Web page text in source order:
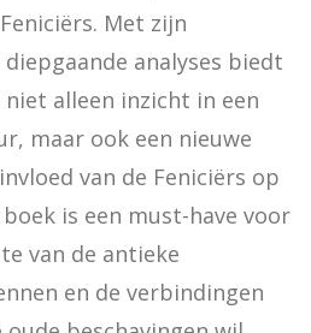
Met zijn
analyses biedt
alleen inzicht in een
maar ook een nieuwe
van de Feniciërs op
is een must-have voor
van de antieke
en de verbindingen